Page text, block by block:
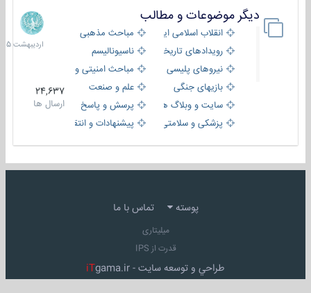
دیگر موضوعات و مطالب
انقلاب اسلامی ایران
مباحث مذهبی
رویدادهای تاریخی و مذهبیناسیونالیسم
نیروهای پلیسی
مباحث امنیتی و اطلاعاتی
بازیهای جنگی
علم و صنعت
سایت و وبلاگ ها
پرسش و پاسخ
پزشکی و سلامتی
پیشنهادات و انتقادات
24,637
ارسال ها
8
1405
پوسته تماس با ما
میلیتاری
قدرت از IPS
طراحي و توسعه سايت - iTgama.ir